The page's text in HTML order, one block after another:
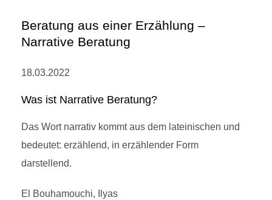
Beratung aus einer Erzählung –
Narrative Beratung
18.03.2022
Was ist Narrative Beratung?
Das Wort narrativ kommt aus dem lateinischen und
bedeutet: erzählend, in erzählender Form
darstellend.
El Bouhamouchi, Ilyas